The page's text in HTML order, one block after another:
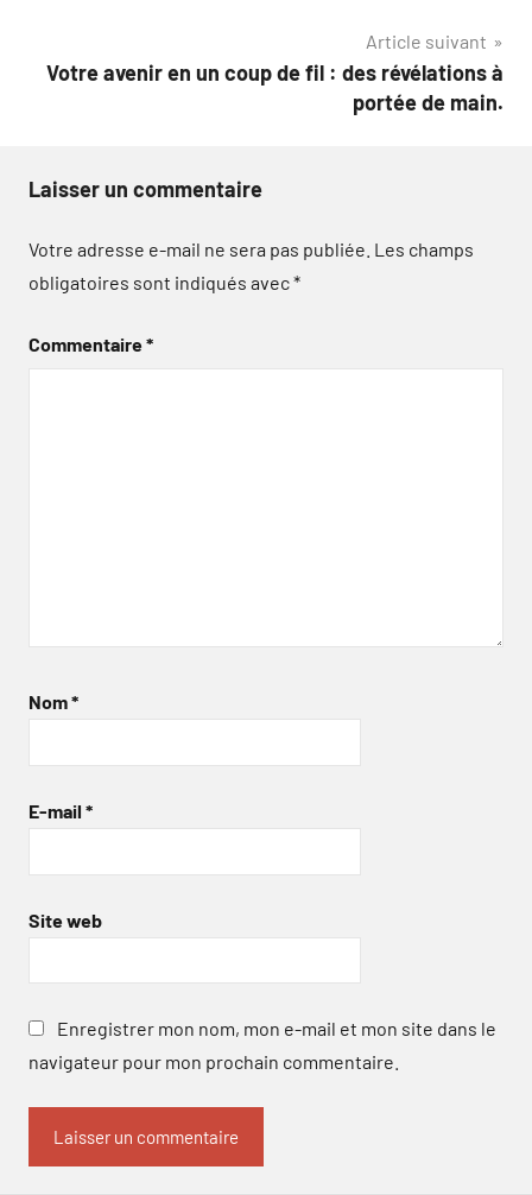
Article suivant
Votre avenir en un coup de fil : des révélations à
portée de main.
Laisser un commentaire
Votre adresse e-mail ne sera pas publiée. Les champs
obligatoires sont indiqués avec*
Commentaire*
Nom*
E-mail *
Site web
Enregistrer mon nom, mon e-mail et mon site dans le
navigateur pour mon prochain commentaire.